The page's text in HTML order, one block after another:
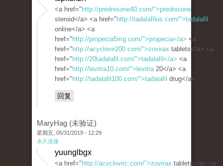
<a href=" http://prednisone40.com/">prednisone
steroid</a> <a href=" http://tadalafilus.com/">tadalafil
online</a> <a
href=" http://propecia5mg.com/">propecia</a> <a
href=" http://acyclovir200.com/">zovirax tablets</a> <a
href=" http://20tadalafil.com/">tadalafil</a> <a
href=" http://levitra10.com/">levitra20</a> <a
href=" http://tadalafil100.com/">tadalafil drug</a>
回复
MaryHag (未验证)
星期五, 05/31/2019 - 12:29
永久连接
yuunglbgx
<a href=" http://acyclovirc.com/">zovirax tablets</a> <a